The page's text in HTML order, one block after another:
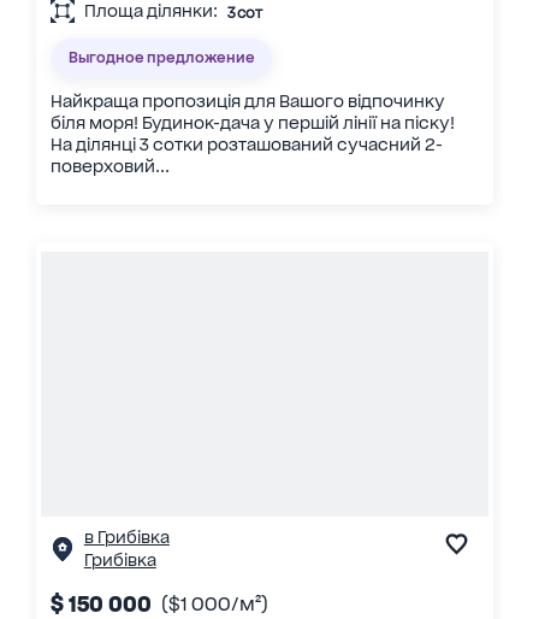
Площа ділянки: 3 сот
Выгодное предложение
Найкраща пропозиція для Вашого відпочинку
біля моря! Будинок-дача у першій лінії на піску!
На ділянці 3 сотки розташований сучасний 2-
поверховий...
в Грибівка
Грибівка
$ 150 000 ($1 000/м²)